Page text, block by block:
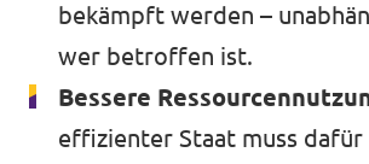
bekämpft werden –
wer betroffen ist.
Bessere
effizienter Staat muss dafür